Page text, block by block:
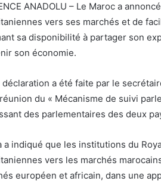
ANADOLU – Le Maroc a
vers ses marchés et de
sa disponibilité à partager son
son économie.
déclaration a été faite par le
du « Mécanisme de suivi
des parlementaires des deux
a indiqué que les institutions du
vers les marchés
européen et africain, dans une